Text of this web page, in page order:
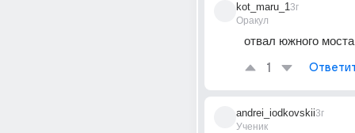
kot_maru_1
Оракул
3г
отвал южного
1
andrei_iodkovskii
Ученик
3г